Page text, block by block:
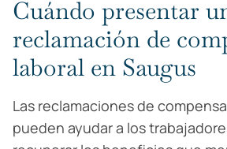
Cuándo presentar
reclamación de
laboral en Saugus
Las reclamaciones de
pueden ayudar a los